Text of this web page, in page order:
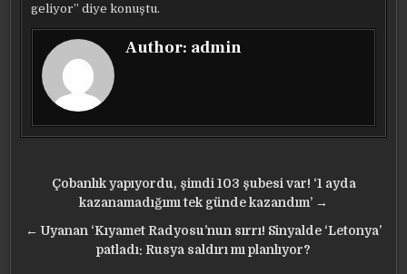
geliyor” diye konuştu.
Author: admin
Yazı
gezinmesi
Çobanlık yapıyordu, şimdi 103 şubesi var! ‘1 ayda
kazanamadığımı tek günde kazandım’ →
← Uyanan ‘Kıyamet Radyosu’nun sırrı! Sinyalde ‘Letonya’
patladı: Rusya saldırı mı planlıyor?